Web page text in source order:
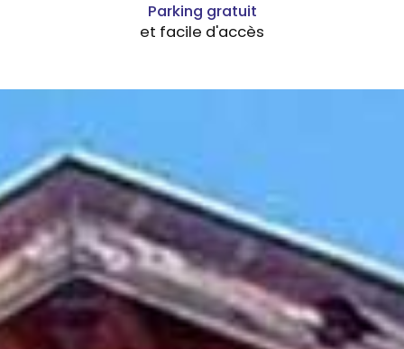
Parking gratuit
et facile d'accès